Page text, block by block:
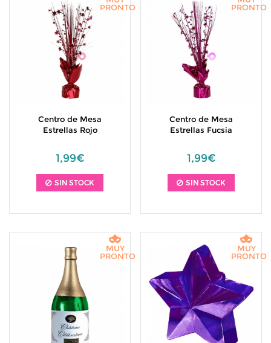
Centro de Mesa
Estrellas Rojo
1,99€
SIN STOCK
PRONTO
Centro de Mesa
Estrellas Fucsia
1,99€
SIN STOCK
PRONTO
MUY
PRONTO
MUY
PRONTO